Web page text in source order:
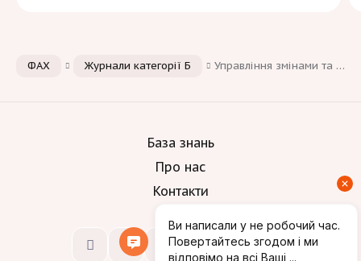
ФАХ Журнали категорії Б Управління змінами та інновації
База знань
Про нас
Контакти